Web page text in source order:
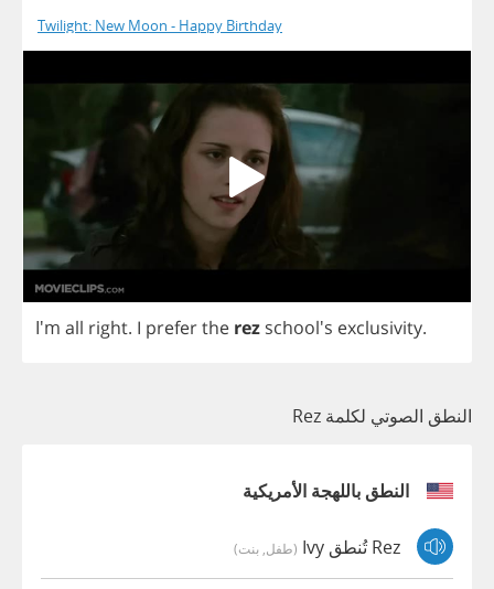
Twilight: New Moon - Happy Birthday
I'm all right. I preferthe rez school's exclusivity.
النطق الصوتي لكلمة Rez
النطق باللهجة الأمريكية
Rez تُنطق Ivy (طفل, بنت)